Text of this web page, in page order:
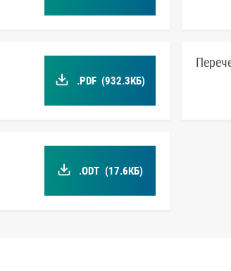
.PDF (932.3КБ)
.ODT (17.6КБ)